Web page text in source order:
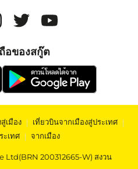
อของสกู๊ต
เมือง | เที่ยวบินจากเมืองสู่ประเทศ |
ะเทศ | จากเมือง
200312665-W) สงวน